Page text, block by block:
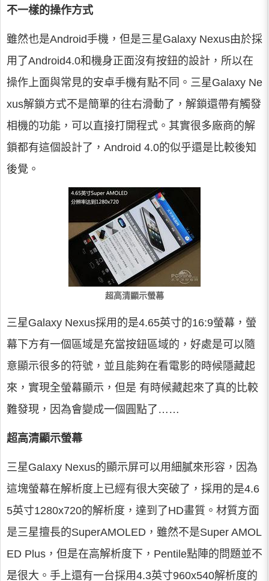
不一樣的操作方式
雖然也是Android手機，但是三星Galaxy Nexus由於採
用了Android4.0和機身正面沒有按鈕的設計，所以在
操作上面與常見的安卓手機有點不同。三星Galaxy Ne
xus解鎖方式不是簡單的往右滑動了，解鎖還帶有觸發
相機的功能，可以直接打開程式。其實很多廠商的解
鎖都有這個設計了，Android 4.0的似乎還是比較後知
後覺。
超高清顯示螢幕
三星Galaxy Nexus採用的是4.65英寸的16:9螢幕，螢
幕下方有一個區域是充當按鈕區域的，好處是可以隨
意顯示很多的符號，並且能夠在看電影的時候隱藏起
來，實現全螢幕顯示，但是 有時候藏起來了真的比較
難發現，因為會變成一個圓點了……
超高清顯示螢幕
三星Galaxy Nexus的顯示屏可以用細膩來形容，因為
這塊螢幕在解析度上已經有很大突破了，採用的是4.6
5英寸1280x720的解析度，達到了HD畫質。材質方面
是三星擅長的SuperAMOLED，雖然不是Super AMOL
ED Plus，但是在高解析度下，Pentile點陣的問題並不
是很大。手上還有一台採用4.3英寸960x540解析度的